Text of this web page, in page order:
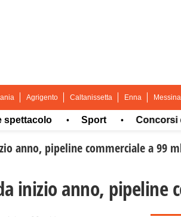
Agrigento Caltanissetta Enna Messina
• Sport • Concorsi e
anno, pipeline commerciale a 99
inizio anno, pipeline